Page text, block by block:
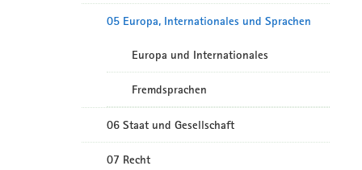
05 Europa, Internationales und Sprachen
Europa und Internationales
Fremdsprachen
06 Staat und Gesellschaft
07 Recht